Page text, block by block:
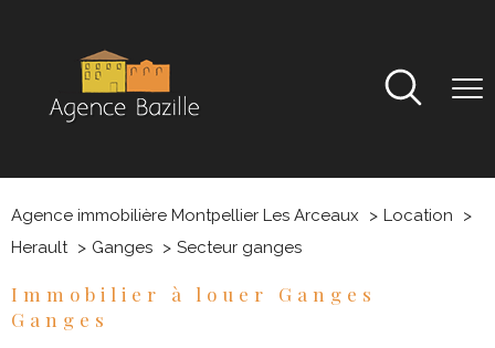
Agence immobilière Montpellier Les Arceaux
Location
Herault
Ganges Secteur ganges
Immobilier à louer Ganges
Ganges